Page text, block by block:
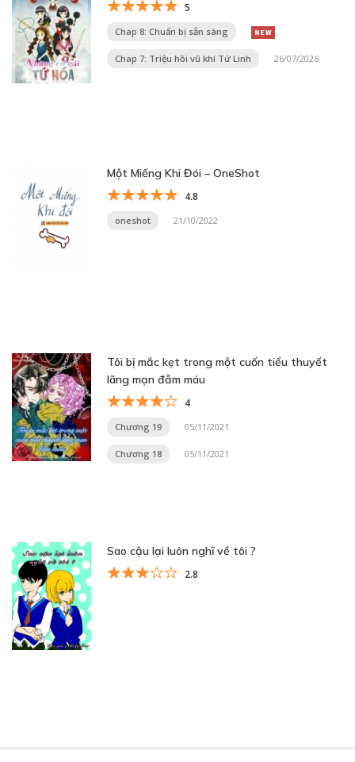
5
Chap 8: Chuẩn bị sẵn sàng
Chap 7: Triệu hồi vũ khí Tứ Linh 26/07/2026
Một Miếng Khi Đói – OneShot
4.8
oneshot 21/10/2022
Tôi bị mắc kẹt trong một cuốn tiểu thuyết
lãng mạn đẫm máu
4
Chương 19 05/11/2021
Chương 18 05/11/2021
Sao cậu lại luôn nghĩ về tôi ?
2.8